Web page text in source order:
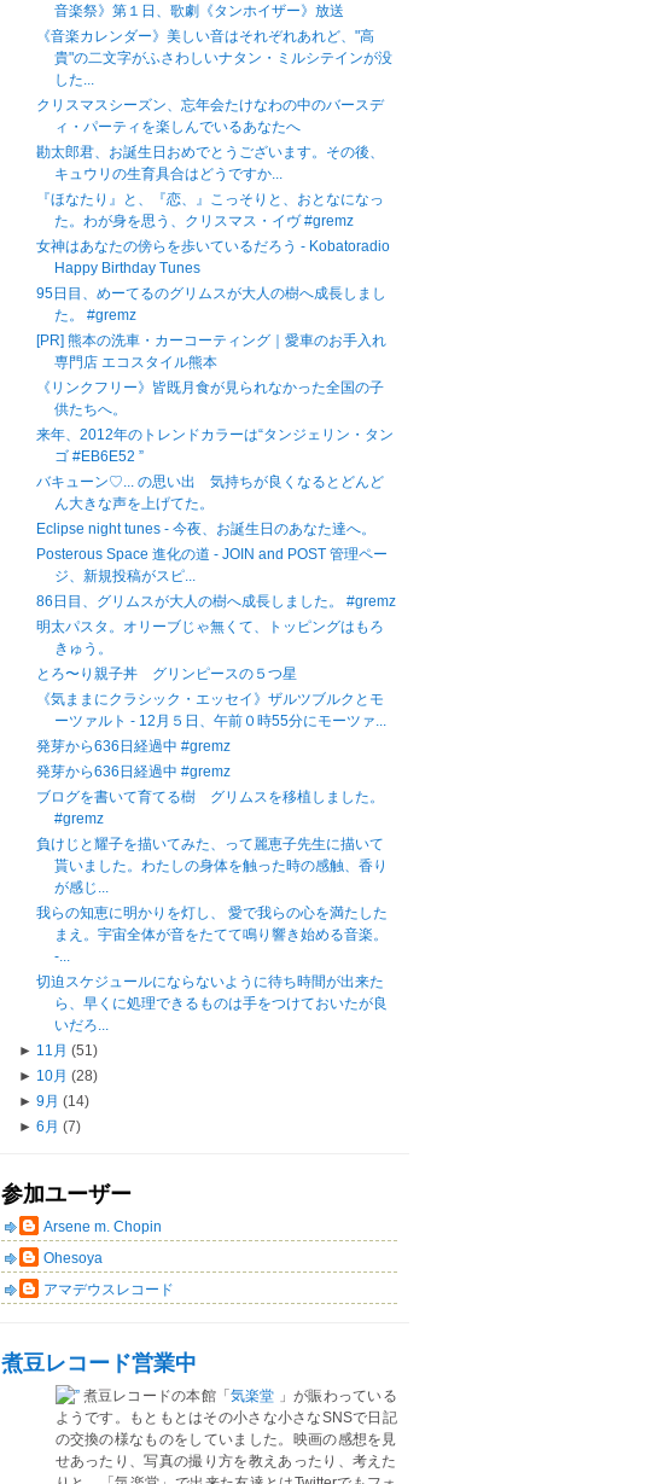
音楽祭》第１日、歌劇《タンホイザー》放送
《音楽カレンダー》美しい音はそれぞれあれど、"高
貴"の二文字がふさわしいナタン・ミルシテインが没
した...
クリスマスシーズン、忘年会たけなわの中のバースデ
ィ・パーティを楽しんでいるあなたへ
勘太郎君、お誕生日おめでとうございます。その後、
キュウリの生育具合はどうですか...
『ほなたり』と、『恋、』こっそりと、おとなになっ
た。わが身を思う、クリスマス・イヴ #gremz
女神はあなたの傍らを歩いているだろう - Kobatoradio
Happy Birthday Tunes
95日目、めーてるのグリムスが大人の樹へ成長しまし
た。 #gremz
[PR] 熊本の洗車・カーコーティング｜愛車のお手入れ
専門店 エコスタイル熊本
《リンクフリー》皆既月食が見られなかった全国の子
供たちへ。
来年、2012年のトレンドカラーは“タンジェリン・タン
ゴ #EB6E52 ”
バキューン♡... の思い出 気持ちが良くなるとどんど
ん大きな声を上げてた。
Eclipse night tunes - 今夜、お誕生日のあなた達へ。
Posterous Space 進化の道 - JOIN and POST 管理ペー
ジ、新規投稿がスピ...
86日目、グリムスが大人の樹へ成長しました。 #gremz
明太パスタ。オリーブじゃ無くて、トッピングはもろ
きゅう。
とろ〜り親子丼 グリンピースの５つ星
《気ままにクラシック・エッセイ》ザルツブルクとモ
ーツァルト - 12月５日、午前０時55分にモーツァ...
発芽から636日経過中 #gremz
発芽から636日経過中 #gremz
ブログを書いて育てる樹 グリムスを移植しました。
#gremz
負けじと耀子を描いてみた、って麗恵子先生に描いて
貰いました。わたしの身体を触った時の感触、香り
が感じ...
我らの知恵に明かりを灯し、 愛で我らの心を満たした
まえ。宇宙全体が音をたてて鳴り響き始める音楽。
-...
切迫スケジュールにならないように待ち時間が出来た
ら、早くに処理できるものは手をつけておいたが良
いだろ...
► 11月 (51)
► 10月 (28)
► 9月 (14)
► 6月 (7)
参加ユーザー
Arsene m. Chopin
Ohesoya
アマデウスレコード
煮豆レコード営業中
煮豆レコードの本館「 気楽堂 」が賑わっている
ようです。もともとはその小さな小さなSNSで日記
の交換の様なものをしていました。映画の感想を見
せあったり、写真の撮り方を教えあったり、考えた